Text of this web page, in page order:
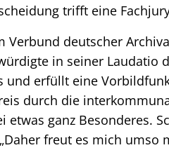
trifft eine
Verbund deutscher
in seiner Laudatio
und erfüllt eine
durch die
ganz Besonderes.
freut es mich umso